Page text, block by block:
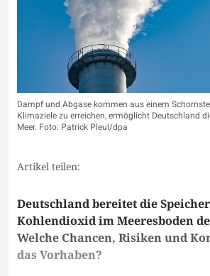
Dampf und Abgase kommen aus einem
Klimaziele zu erreichen, ermöglicht Deutschland
Meer. Foto: Patrick Pleul/dpa
Artikel teilen:
Deutschland bereitet die
Kohlendioxid im Meeresboden
Welche Chancen, Risiken und
das Vorhaben?